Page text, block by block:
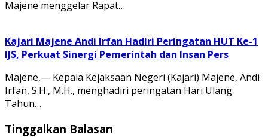
Majene menggelar Rapat…
Kajari Majene Andi Irfan Hadiri Peringatan HUT Ke-1
IJS, Perkuat Sinergi Pemerintah dan Insan Pers
Majene,— Kepala Kejaksaan Negeri (Kajari) Majene, Andi
Irfan, S.H., M.H., menghadiri peringatan Hari Ulang
Tahun…
Tinggalkan Balasan